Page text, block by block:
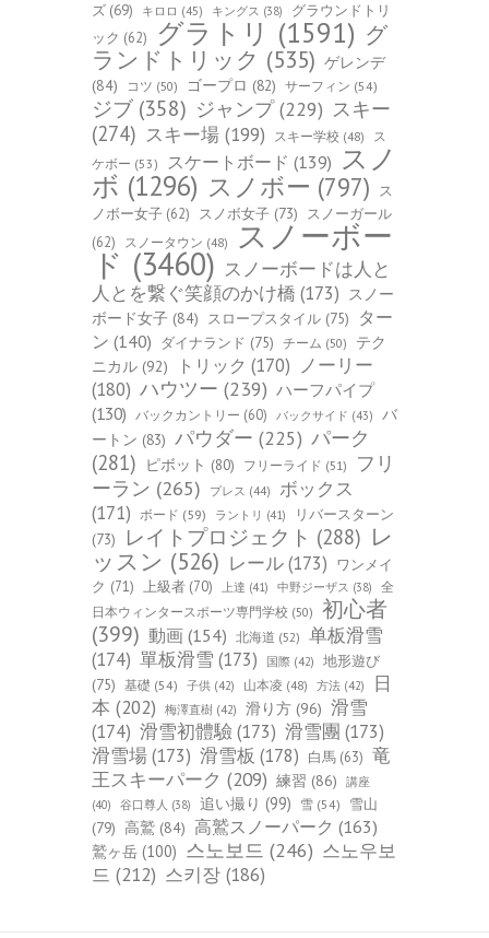
ズ (69) キロロ (45) キングス (38)
グラウンドトリ
ック (62) グラトリ (1591) グ
ランドトリック (535) ゲレンデ
(84)
コツ (50) ゴープロ (82) サーフィン (54)
ジブ (358) ジャンプ(229) スキー
(274) スキー場 (199) スキー学校 (48)
ス
ケボー (53) スケートボード (139) スノ
ボ (1296) スノボー (797)
ス
ノボー女子 (62) スノボ女子 (73)
スノーガール
(62)
スノータウン (48) スノーボー
ド (3460) スノーボードは人と
人とを繋ぐ笑顔のかけ橋 (173) スノー
ボード女子 (84) スロープスタイル (75)
ター
ン (140) ダイナランド (75) チーム (50)
テク
ニカル (92) トリック (170) ノーリー
(180) ハウツー (239) ハーフパイプ
(130)
バックカントリー (60) バックサイド (43)
バ
ートン (83) パウダー (225) パーク
(281)
ピボット (80) フリーライド (51)
フリ
ーラン (265) プレス (44)
ボックス
(171)
ボード (59) ラントリ (41)
リバースターン
(73)
レイトプロジェクト (288) レ
ッスン (526) レール(173) ワンメイ
ク (71) 上級者 (70) 上達 (41) 中野ジーザス (38)
全
日本ウィンタースポーツ専門学校 (50) 初心者
(399) 動画 (154) 北海道 (52) 单板滑雪
(174) 單板滑雪 (173) 国際 (42)
地形遊び
(75) 基礎 (54) 子供 (42) 山本凌 (48) 方法 (42)
日
本 (202) 梅澤直樹 (42) 滑り方 (96) 滑雪
(174) 滑雪初體驗 (173) 滑雪團 (173)
滑雪場(173) 滑雪板 (178) 白馬 (63) 竜
王スキーパーク (209) 練習 (86)
講座
(40)
谷口尊人 (38) 追い撮り (99) 雪 (54)
雪山
(79) 高鷲 (84) 高鷲スノーパーク (163)
鷲ヶ岳 (100) 스노보드 (246) 스노우보
드 (212) 스키장 (186)